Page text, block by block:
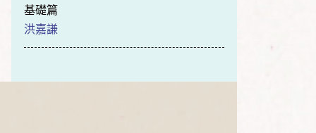
基礎篇
洪嘉謙